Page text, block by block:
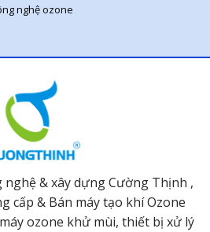
nghệ ozone
nghệ & xây dựng Cường Thịnh ,
cấp & Bán máy tạo khí Ozone
ozone khử mùi, thiết bị xử lý